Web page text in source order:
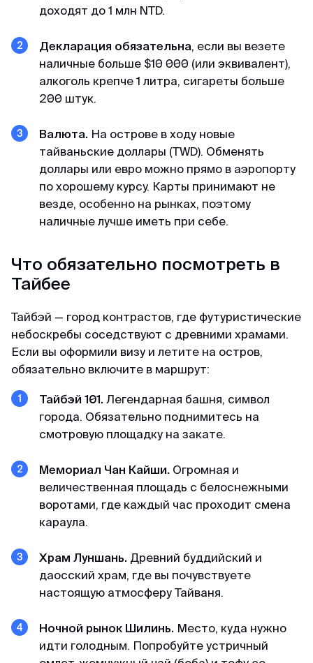
доходят до 1 млн NTD.
Декларация обязательна, если вы везете
наличные больше $10 000 (или эквивалент),
алкоголь крепче 1 литра, сигареты больше
200 штук.
Валюта. На острове в ходу новые
тайваньские доллары (TWD). Обменять
доллары или евро можно прямо в аэропорту
по хорошему курсу. Карты принимают не
везде, особенно на рынках, поэтому
наличные лучше иметь при себе.
Что обязательно посмотреть в
Тайбее
Тайбэй — город контрастов, где футуристические
небоскребы соседствуют с древними храмами.
Если вы оформили визу и летите на остров,
обязательно включите в маршрут:
Тайбэй 101. Легендарная башня, символ
города. Обязательно поднимитесь на
смотровую площадку на закате.
Мемориал Чан Кайши. Огромная и
величественная площадь с белоснежными
воротами, где каждый час проходит смена
караула.
Храм Луншань. Древний буддийский и
даосский храм, где вы почувствуете
настоящую атмосферу Тайваня.
Ночной рынок Шилинь. Место, куда нужно
идти голодным. Попробуйте устричный